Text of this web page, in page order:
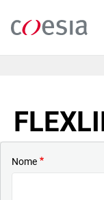
contenuto
Nome